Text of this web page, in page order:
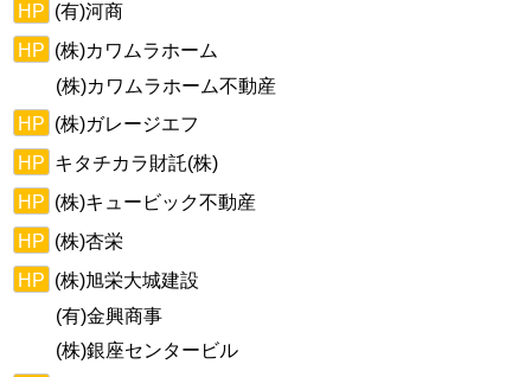
HP (有)河商
HP (株)カワムラホーム
(株)カワムラホーム不動産
HP (株)ガレージエフ
HP キタチカラ財託(株)
HP (株)キュービック不動産
HP (株)杏栄
HP (株)旭栄大城建設
(有)金興商事
(株)銀座センタービル